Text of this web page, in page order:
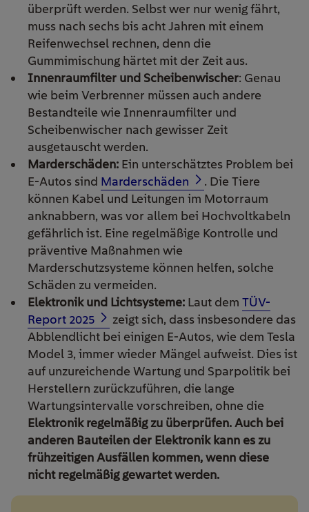
überprüft werden. Selbst wer nur wenig fährt,
muss nach sechs bis acht Jahren mit einem
Reifenwechsel rechnen, denn die
Gummimischung härtet mit der Zeit aus.
Innenraumfilter und Scheibenwischer: Genau
wie beim Verbrenner müssen auch andere
Bestandteile wie Innenraumfilter und
Scheibenwischer nach gewisser Zeit
ausgetauscht werden.
Marderschäden: Ein unterschätztes Problem bei
E-Autos sind Marderschäden
. Die Tiere
können Kabel und Leitungen im Motorraum
anknabbern, was vor allem bei Hochvoltkabeln
gefährlich ist. Eine regelmäßige Kontrolle und
präventive Maßnahmen wie
Marderschutzsysteme können helfen, solche
Schäden zu vermeiden.
Elektronik und Lichtsysteme: Laut dem TÜV-
Report 2025
zeigt sich, dass insbesondere das
Abblendlicht bei einigen E-Autos, wie dem Tesla
Model 3, immer wieder Mängel aufweist. Dies ist
auf unzureichende Wartung und Sparpolitik bei
Herstellern zurückzuführen, die lange
Wartungsintervalle vorschreiben, ohne die
Elektronik regelmäßig zu überprüfen. Auch bei
anderen Bauteilen der Elektronik kann es zu
frühzeitigen Ausfällen kommen, wenn diese
nicht regelmäßig gewartet werden.